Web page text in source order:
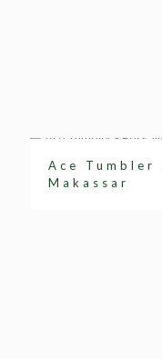
Ace Tumbler
Makassar